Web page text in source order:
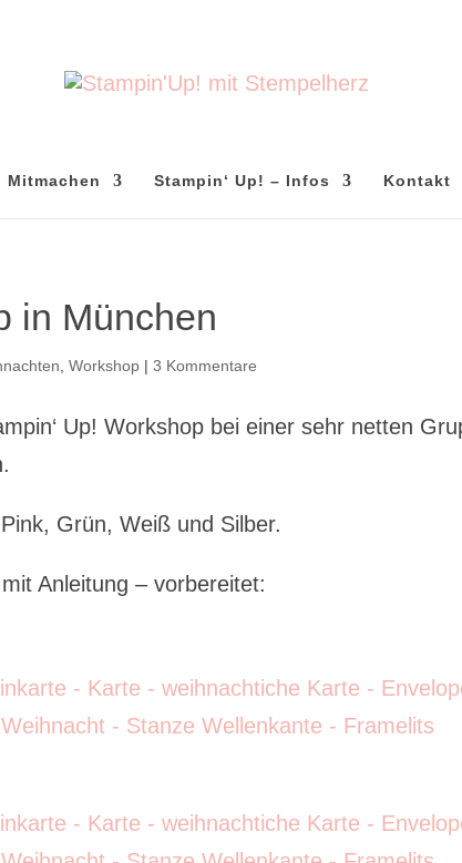
Mitmachen Stampin‘ Up! – Infos Kontakt
in München
,Workshop |3 Kommentare
Up! Workshop bei einer sehr netten
Grün, Weiß und Silber.
Anleitung – vorbereitet: